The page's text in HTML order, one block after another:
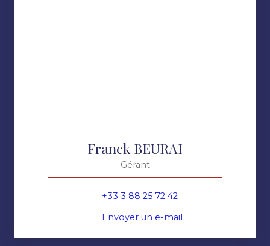
Franck BEURAI
Gérant
+33 3 88 25 72 42
Envoyer un e-mail